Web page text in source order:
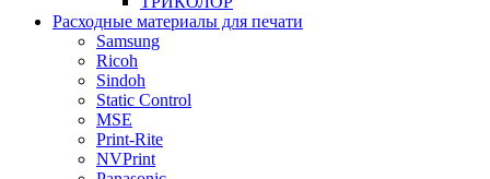
Расходные материалы для печати
Samsung
Ricoh
Sindoh
Static Control
MSE
Print-Rite
NVPrint